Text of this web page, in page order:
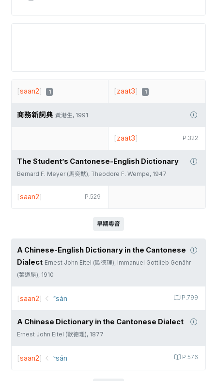
[saan2] 1 [zaat3] 1
商務新詞典 黃港生, 1991
P.322
[zaat3]
The Student’s Cantonese-English Dictionary
Bernard F. Meyer (馬奕猷), Theodore F. Wempe, 1947
P.529
[saan2]
早期粵音
A Chinese-English Dictionary in the Cantonese
Dialect Ernest John Eitel (歐德理), Immanuel Gottlieb Genähr
(葉道勝), 1910
P.799
[saan2] ꜂sán
A Chinese Dictionary in the Cantonese Dialect
Ernest John Eitel (歐德理), 1877
P.576
[saan2] ꜂sán